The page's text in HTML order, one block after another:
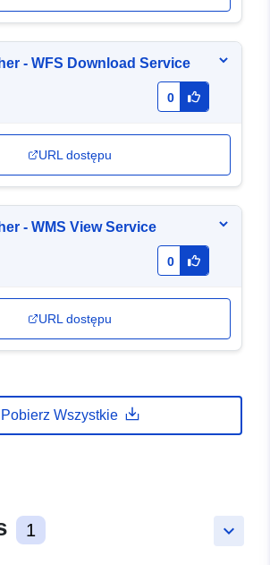
- WFS Download Service
0
URL dostępu
- WMS View Service
0
URL dostępu
Pobierz Wszystkie
keyboard_arrow_down
1